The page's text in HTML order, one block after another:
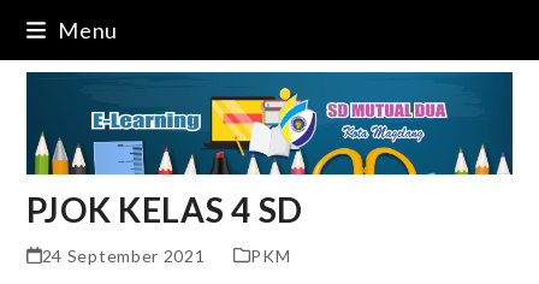
content
Menu
PJOK KELAS 4 SD
24 September 2021 PKM